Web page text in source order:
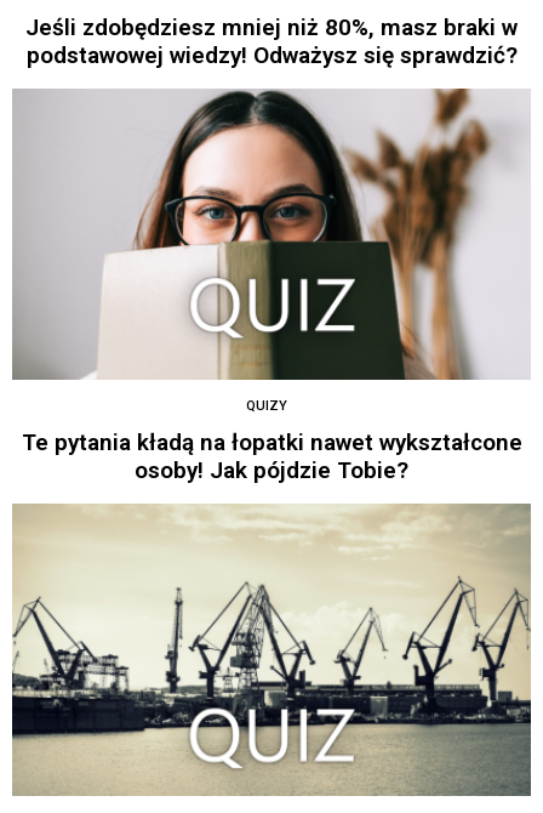
Jeśli zdobędziesz mniej niż 80%, masz braki w
podstawowej wiedzy! Odważysz się sprawdzić?
QUIZY
Te pytania kładą na łopatki nawet wykształcone
osoby! Jak pójdzie Tobie?